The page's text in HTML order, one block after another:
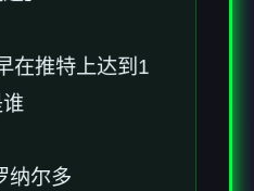
在推特上达到1
纳尔多